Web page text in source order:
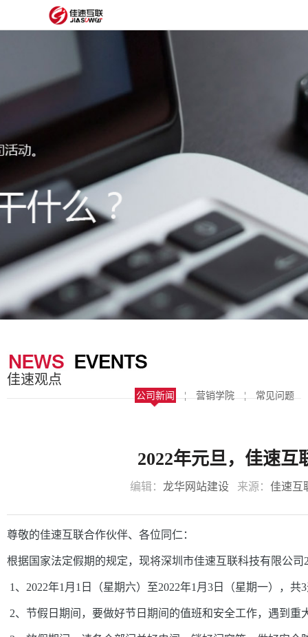
设
网
建
制
板
抖
获
里
服
经
案
站
圈
子
关
佳速观点
公司新闻 ¦ 营销学院 ¦ 常见问题
2022年元旦，佳速
编辑： 龙华网站建设 来源： 佳速互
尊敬的佳速互联合作伙伴、各位同仁：
根据国家法定假期的规定，现将深圳市佳速互联科技有限公司
1、2022年1月1日（星期六）至2022年1月3日（星期一），
2、节假日期间，要做好节日期间的值班和安全工作，遇到